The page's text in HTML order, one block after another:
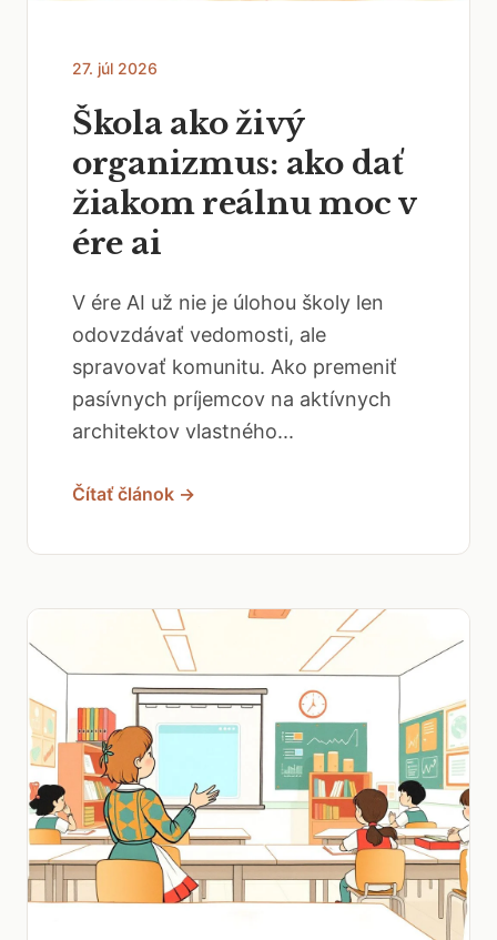
27. júl 2026
Škola ako živý
organizmus: ako dať
žiakom reálnu moc v
ére ai
V ére AI už nie je úlohou školy len
odovzdávať vedomosti, ale
spravovať komunitu. Ako premeniť
pasívnych príjemcov na aktívnych
architektov vlastného...
Čítať článok →